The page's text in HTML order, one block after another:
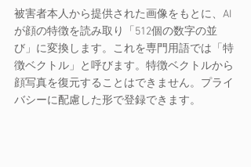
被害者本人から提供された画像をもとに、AI
が顔の特徴を読み取り「512個の数字の並
び」に変換します。これを専門用語では「特
徴ベクトル」と呼びます。特徴ベクトルから
顔写真を復元することはできません。プライ
バシーに配慮した形で登録できます。